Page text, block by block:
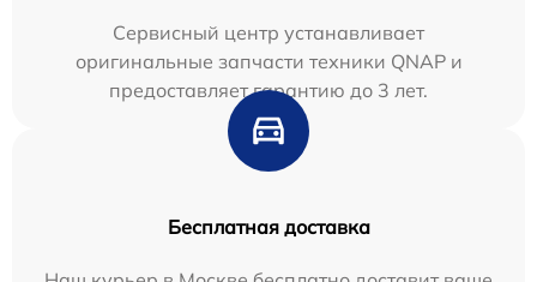
Сервисный центр устанавливает
оригинальные запчасти техники QNAP и
предоставляет гарантию до 3 лет.
Бесплатная доставка